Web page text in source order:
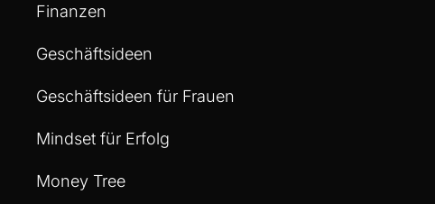
Finanzen
Geschäftsideen
Geschäftsideen für Frauen
Mindset für Erfolg
Money Tree